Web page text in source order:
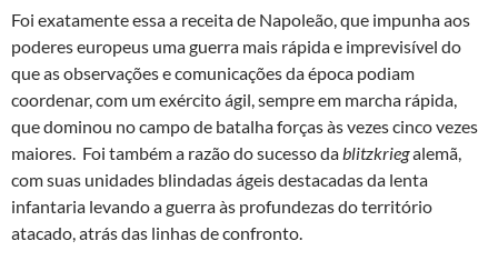
Foi exatamente essa a receita de Napoleão, que impunha aos
poderes europeus uma guerra mais rápida e imprevisível do
que as observações e comunicações da época podiam
coordenar, com um exército ágil, sempre em marcha rápida,
que dominou no campo de batalha forças às vezes cinco vezes
maiores. Foi também a razão do sucesso dablitzkriegalemã,
com suas unidades blindadas ágeis destacadas da lenta
infantaria levando a guerra às profundezas do território
atacado, atrás das linhas de confronto.